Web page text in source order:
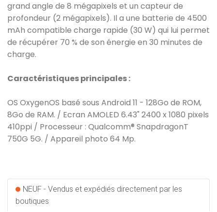
grand angle de 8 mégapixels et un capteur de
profondeur (2 mégapixels). Il a une batterie de 4500
mAh compatible charge rapide (30 W) qui lui permet
de récupérer 70 % de son énergie en 30 minutes de
charge.
Caractéristiques principales :
OS OxygenOS basé sous Android 11 - 128Go de ROM,
8Go de RAM. / Ecran AMOLED 6.43" 2400 x 1080 pixels
410ppi / Processeur : Qualcomm® SnapdragonT
750G 5G. / Appareil photo 64 Mp.
NEUF - Vendus et expédiés directement par les
boutiques